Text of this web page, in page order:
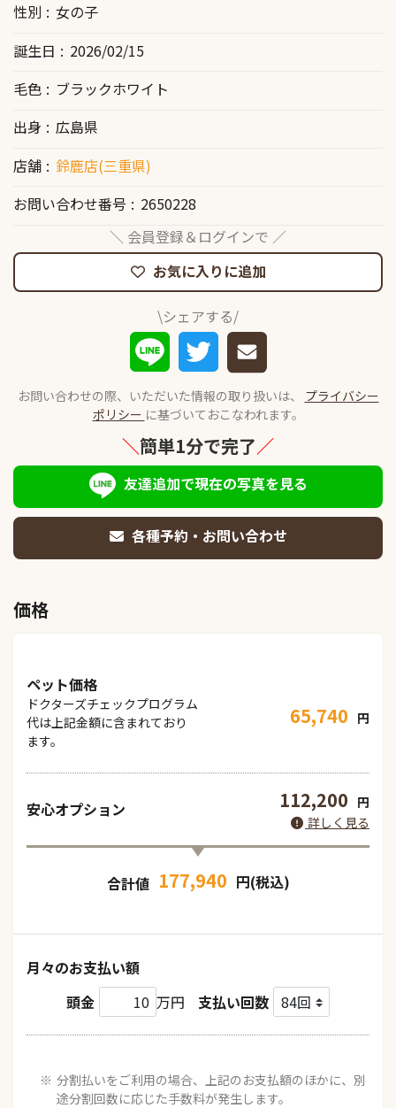
性別
女の子
誕生日
2026/02/15
毛色
ブラックホワイト
出身
広島県
店舗
鈴鹿店(三重県)
お問い合わせ番号
2650228
＼ 会員登録＆ログインで ／
お気に入りに追加
\シェアする/
お問い合わせの際、いただいた情報の取り扱いは、 プライバシー
ポリシー に基づいておこなわれます。
＼簡単1分で完了／
友達追加で現在の写真を見る
各種予約・お問い合わせ
価格
ペット価格
ドクターズチェックプログラム
代は上記金額に含まれており
ます。
65,740 円
安心オプション 112,200 円
詳しく見る
合計値 177,940 円(税込)
月々のお支払い額
頭金
万円 支払い回数
分割払いをご利用の場合、上記のお支払額のほかに、別
途分割回数に応じた手数料が発生します。